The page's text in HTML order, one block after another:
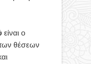
είναι ο
θέσεων